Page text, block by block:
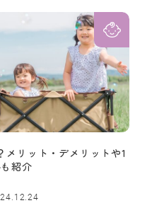
メリット・デメリットや1
紹介